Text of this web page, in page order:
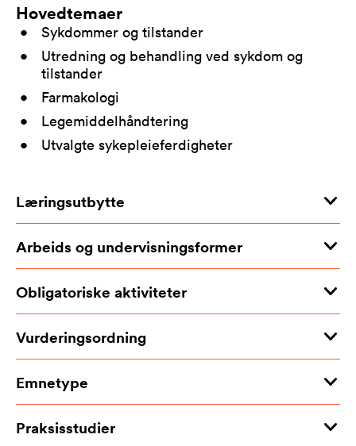
Hovedtemaer
Sykdommer og tilstander
Utredning og behandling ved sykdom og
tilstander
Farmakologi
Legemiddelhåndtering
Utvalgte sykepleieferdigheter
Læringsutbytte
Arbeids og undervisningsformer
Obligatoriske aktiviteter
Vurderingsordning
Emnetype
Praksisstudier